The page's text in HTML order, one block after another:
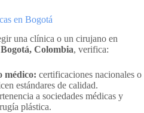
en Bogotá
una clínica o un cirujano en
Colombia, verifica:
médico: certificaciones nacionales o
estándares de calidad.
a sociedades médicas y
plástica.